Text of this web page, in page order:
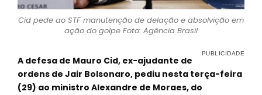
Cid pede ao STF manutenção de delação e absolvição em
ação do golpe Foto: Agência Brasil
A defesa de Mauro Cid, ex-ajudante de
ordens de Jair Bolsonaro, pediu nesta terça-feira
(29) ao ministro Alexandre de Moraes, do